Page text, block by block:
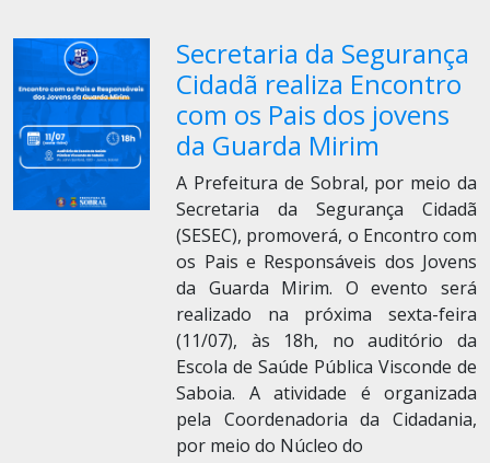
Secretaria da Segurança
Cidadã realiza Encontro
com os Pais dos jovens
da Guarda Mirim
A Prefeitura de Sobral, por meio da
Secretaria da Segurança Cidadã
(SESEC), promoverá, o Encontro com
os Pais e Responsáveis dos Jovens
da Guarda Mirim. O evento será
realizado na próxima sexta-feira
(11/07), às 18h, no auditório da
Escola de Saúde Pública Visconde de
Saboia. A atividade é organizada
pela Coordenadoria da Cidadania,
por meio do Núcleo do